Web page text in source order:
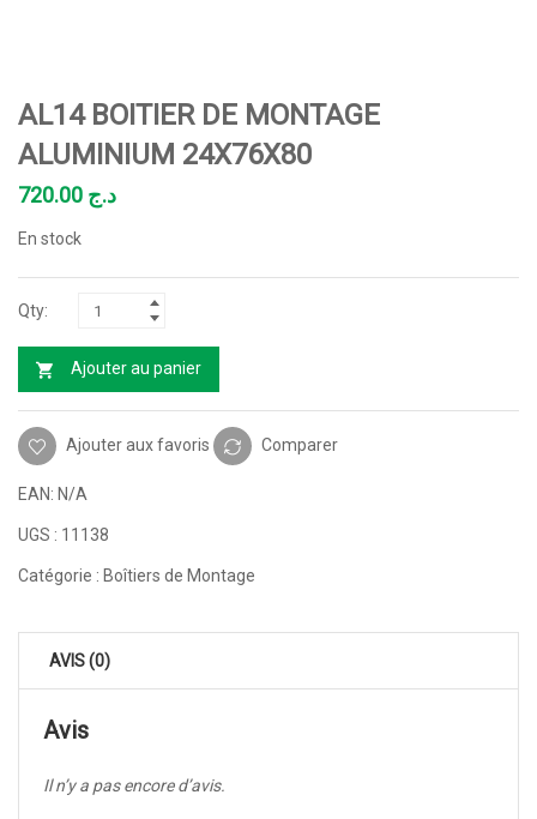
AL14 BOITIER DE MONTAGE
ALUMINIUM 24X76X80
د.ج
En stock
Ajouter au panier
Ajouter aux favoris Comparer
EAN: N/A
UGS : 11138
Catégorie : Boîtiers de Montage
AVIS (0)
Avis
Il n’y a pas encore d’avis.